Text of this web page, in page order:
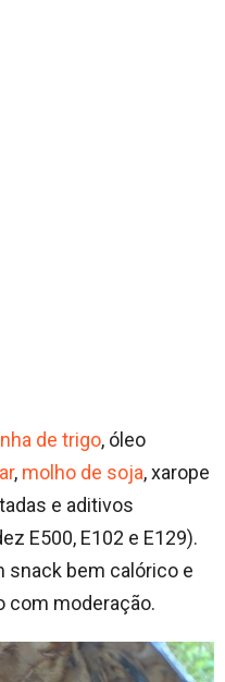
de trigo, óleo
, molho de soja, xarope
e aditivos
E500, E102 e E129).
snack bem calórico e
com moderação.